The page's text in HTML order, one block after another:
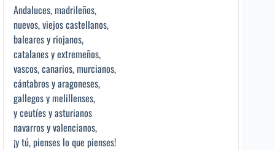
Andaluces, madrileños,
nuevos, viejos castellanos,
baleares y riojanos,
catalanes y extremeños,
vascos, canarios, murcianos,
cántabros y aragoneses,
gallegos y melillenses,
y ceutíes y asturianos
navarros y valencianos,
¡y tú, pienses lo que pienses!